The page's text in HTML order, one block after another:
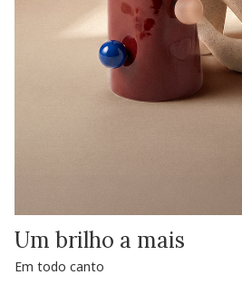
Um brilho a mais
Em todo canto